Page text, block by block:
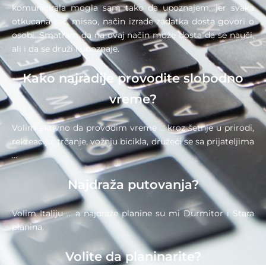
komunicirala mogla sam tako da upoznajem, jer svaka
otkucana reč, misao, način izrade zadatka dosta govori o
osobi. Smatram da na ovaj način može dosta da se nauči,
ali i da se druži i upoznaje.
Kako najradije provodite slobodno
vreme?
Volim aktivno da provodim vreme … kroz šetnje u prirodi,
rekreaciju, trčanje, vožnju bicikla, družeći se sa prijateljima
…
Najdraža putovanja?
Volim Italiju … a najdraže planine su mi Durmitor i Stara
planina.
Volite da planinarite?